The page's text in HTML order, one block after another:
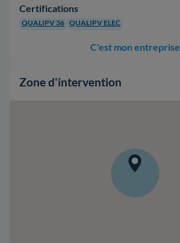
Certifications
QUALIPV 36 QUALIPV ELEC
C'est mon entreprise
Zone d'intervention